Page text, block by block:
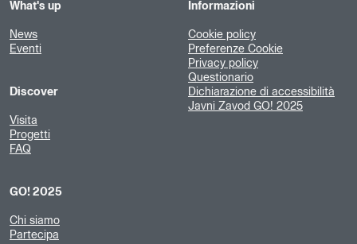
What's up
News
Eventi
Discover
Visita
Progetti
FAQ
GO! 2025
Chi siamo
Partecipa
Informazioni
Cookie policy
Preferenze Cookie
Privacy policy
Questionario
Dichiarazione di accessibilità
Javni Zavod GO! 2025